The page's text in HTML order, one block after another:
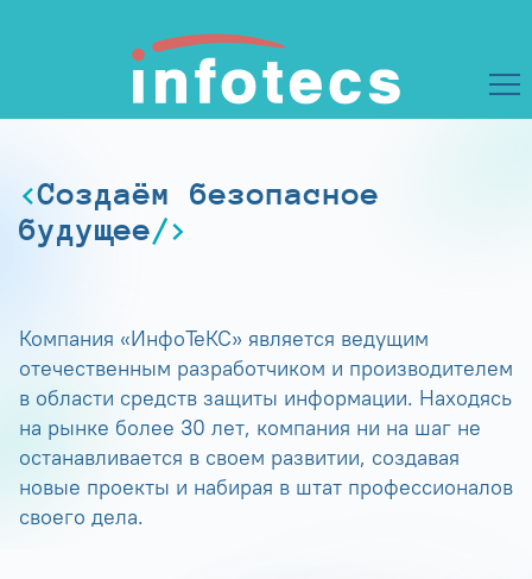
Создаём безопасное
будущее
Компания «ИнфоТеКС» является ведущим
отечественным разработчиком и производителем
в области средств защиты информации. Находясь
на рынке более 30 лет, компания ни на шаг не
останавливается в своем развитии, создавая
новые проекты и набирая в штат профессионалов
своего дела.